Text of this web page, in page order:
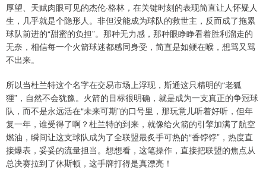
厚望、天赋肉眼可见的杰伦·格林，在关键时刻的表现简直让人怀疑人
生，几乎就是个隐形人。非但没能成为球队的救世主，反而成了拖累
球队前进的“甜蜜的负担”。那种无力感，那种眼睁睁看着胜利溜走的
无奈，相信每一个火箭球迷都感同身受，简直是如鲠在喉，想骂又骂
不出来。
所以当杜兰特这个名字在交易市场上浮现，斯通这只精明的“老狐
狸”，自然不会犹豫。火箭的目标很明确，就是成为一支真正的争冠球
队，而不是永远活在“未来可期”的口号里，那玩意儿听着好听，但年
复一年，谁受得了啊？杜兰特的到来，就像给火箭的引擎加满了航空
燃油，瞬间让这支球队成为了全联盟最炙手可热的“香饽饽”，热度直
接爆表，妥妥的流量担当。想想看，这笔操作，直接把联盟的焦点从
总决赛拉到了休斯顿，这手牌打得是真漂亮！